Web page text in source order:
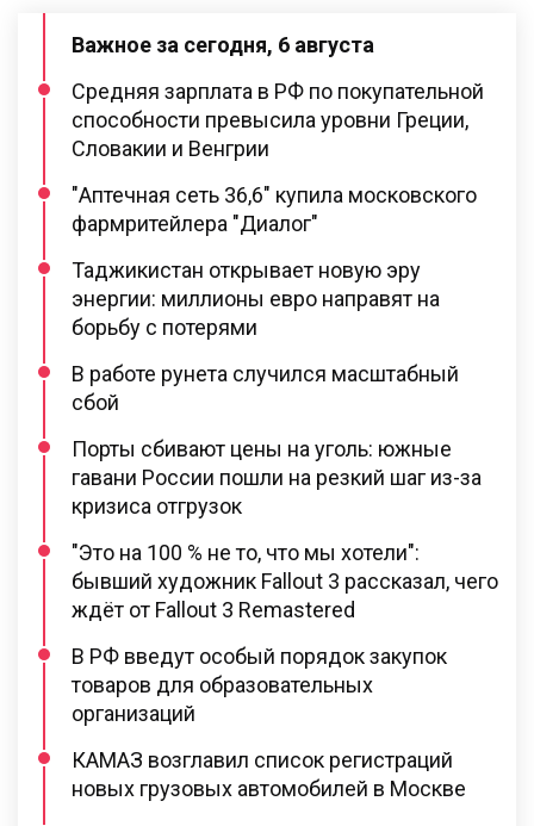
Важное за сегодня, 6 августа
Средняя зарплата в РФ по покупательной
способности превысила уровни Греции,
Словакии и Венгрии
"Аптечная сеть 36,6" купила московского
фармритейлера "Диалог"
Таджикистан открывает новую эру
энергии: миллионы евро направят на
борьбу с потерями
В работе рунета случился масштабный
сбой
Порты сбивают цены на уголь: южные
гавани России пошли на резкий шаг из-за
кризиса отгрузок
"Это на 100 % не то, что мы хотели":
бывший художник Fallout 3 рассказал, чего
ждёт от Fallout 3 Remastered
В РФ введут особый порядок закупок
товаров для образовательных
организаций
КАМАЗ возглавил список регистраций
новых грузовых автомобилей в Москве